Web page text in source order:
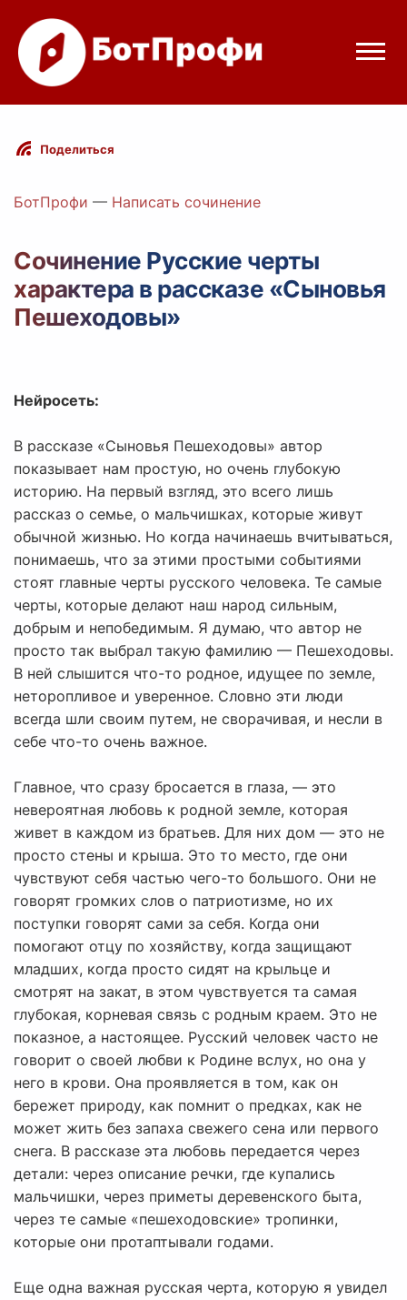
Режимы бота
Цены
Вход с Telegram
Поделиться
БотПрофи — Написать сочинение
Сочинение Русские черты
характера в рассказе «Сыновья
Пешеходовы»
Нейросеть:
В рассказе «Сыновья Пешеходовы» автор
показывает нам простую, но очень глубокую
историю. На первый взгляд, это всего лишь
рассказ о семье, о мальчишках, которые живут
обычной жизнью. Но когда начинаешь вчитываться,
понимаешь, что за этими простыми событиями
стоят главные черты русского человека. Те самые
черты, которые делают наш народ сильным,
добрым и непобедимым. Я думаю, что автор не
просто так выбрал такую фамилию — Пешеходовы.
В ней слышится что-то родное, идущее по земле,
неторопливое и уверенное. Словно эти люди
всегда шли своим путем, не сворачивая, и несли в
себе что-то очень важное.
Главное, что сразу бросается в глаза, — это
невероятная любовь к родной земле, которая
живет в каждом из братьев. Для них дом — это не
просто стены и крыша. Это то место, где они
чувствуют себя частью чего-то большого. Они не
говорят громких слов о патриотизме, но их
поступки говорят сами за себя. Когда они
помогают отцу по хозяйству, когда защищают
младших, когда просто сидят на крыльце и
смотрят на закат, в этом чувствуется та самая
глубокая, корневая связь с родным краем. Это не
показное, а настоящее. Русский человек часто не
говорит о своей любви к Родине вслух, но она у
него в крови. Она проявляется в том, как он
бережет природу, как помнит о предках, как не
может жить без запаха свежего сена или первого
снега. В рассказе эта любовь передается через
детали: через описание речки, где купались
мальчишки, через приметы деревенского быта,
через те самые «пешеходовские» тропинки,
которые они протаптывали годами.
Еще одна важная русская черта, которую я увидел